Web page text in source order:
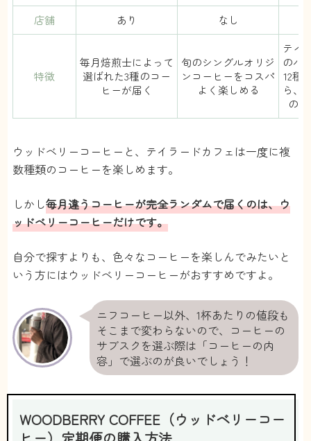
店舗 あり なし
特徴
毎月焙煎士によって
選ばれた3種のコー
ヒーが届く
旬のシングルオリジ
ンコーヒーをコスパ
よく楽しめる
テイ
のバ
12種
ら、
の
ウッドベリーコーヒーと、テイラードカフェは一度に複
数種類のコーヒーを楽しめます。
しかし毎月違うコーヒーが完全ランダムで届くのは、ウ
ッドベリーコーヒーだけです。
自分で探すよりも、色々なコーヒーを楽しんでみたいと
いう方にはウッドベリーコーヒーがおすすめですよ。
ニフコーヒー以外、1杯あたりの値段も
そこまで変わらないので、コーヒーの
サブスクを選ぶ際は「コーヒーの内
容」で選ぶのが良いでしょう！
WOODBERRY COFFEE（ウッドベリーコー